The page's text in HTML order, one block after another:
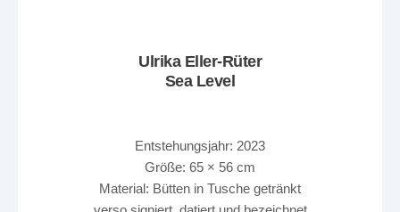
Ulrika Eller-Rüter
Sea Level
Entstehungsjahr: 2023
Größe: 65 × 56 cm
Material: Bütten in Tusche getränkt